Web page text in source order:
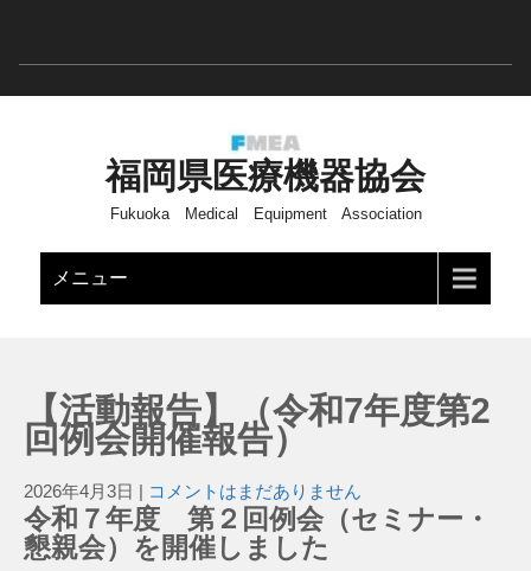
福岡県医療機器協会
Fukuoka Medical Equipment Association
メニュー
【活動報告】（令和7年度第2
回例会開催報告）
2026年4月3日 | コメントはまだありません
令和７年度 第２回例会（セミナー・
懇親会）を開催しました